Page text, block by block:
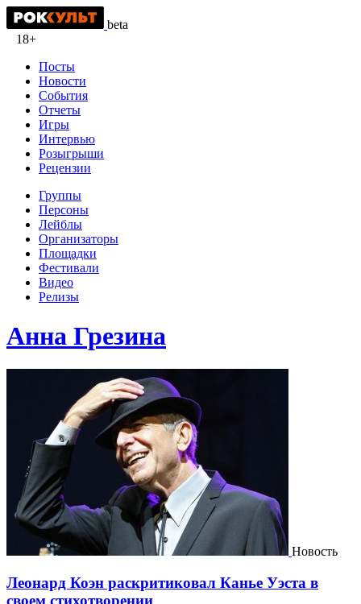
beta
18+
Посты
Новости
События
Отчеты
Игры
Интервью
Розыгрыши
Рецензии
Группы
Персоны
Лейблы
Организаторы
Площадки
Фестивали
Видео
Релизы
Анна Грезина
Новость
Леонард Коэн раскритиковал Канье Уэста в
своем стихотворении